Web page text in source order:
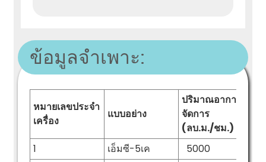
ข้อมูลจำเพาะ:
หมายเลขประจำ
เครื่อง
แบบอย่าง
ปริมาณอากาศที่
จัดการ
(ลบ.ม./ชม.)
1
เอ็มซี-5เค 5000